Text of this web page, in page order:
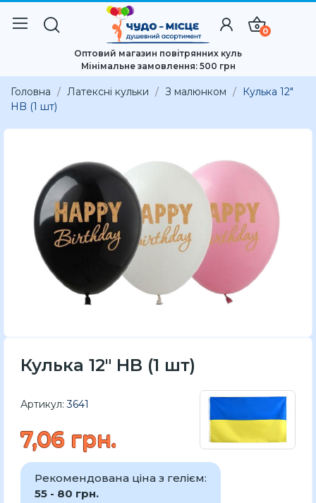
0
Оптовий магазин повітрянних куль
Мінімальне замовлення: 500 грн
Головна Латексні кульки З малюнком
Кулька 12"
HB (1 шт)
Кулька 12" HB (1 шт)
Артикул: 3641
7,06 грн.
Рекомендована ціна з гелієм:
55 - 80 грн.